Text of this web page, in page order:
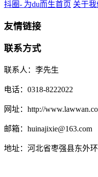
抖圈- 为du而生首页 关于我
友情链接
联系方式
联系人：李先生
电话：0318-8222022
网址：http://
邮箱：huinajixie@163.com
地址：河北省枣强县东外